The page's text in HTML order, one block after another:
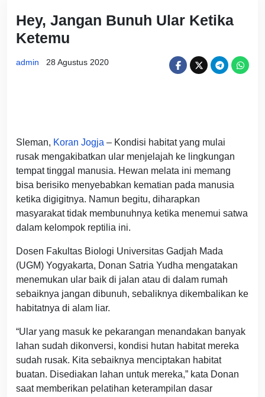
Hey, Jangan Bunuh Ular Ketika
Ketemu
admin 28 Agustus 2020
Sleman, Koran Jogja – Kondisi habitat yang mulai
rusak mengakibatkan ular menjelajah ke lingkungan
tempat tinggal manusia. Hewan melata ini memang
bisa berisiko menyebabkan kematian pada manusia
ketika digigitnya. Namun begitu, diharapkan
masyarakat tidak membunuhnya ketika menemui satwa
dalam kelompok reptilia ini.
Dosen Fakultas Biologi Universitas Gadjah Mada
(UGM) Yogyakarta, Donan Satria Yudha mengatakan
menemukan ular baik di jalan atau di dalam rumah
sebaiknya jangan dibunuh, sebaliknya dikembalikan ke
habitatnya di alam liar.
“Ular yang masuk ke pekarangan menandakan banyak
lahan sudah dikonversi, kondisi hutan habitat mereka
sudah rusak. Kita sebaiknya menciptakan habitat
buatan. Disediakan lahan untuk mereka,” kata Donan
saat memberikan pelatihan keterampilan dasar